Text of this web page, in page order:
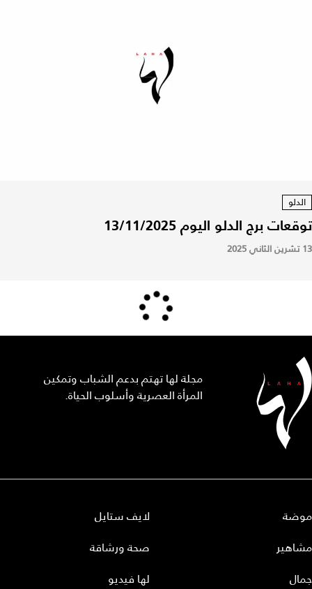
الدلو
توقعات برج الدلو اليوم 13/11/2025
13 تشرين الثاني 2025
مجلة لها تهتم بدعم الشباب وتمكين
المرأة العصرية وأسلوب الحياة.
موضة
مشاهير
جمال
لايف ستايل
صحة ورشاقة
لها فيديو